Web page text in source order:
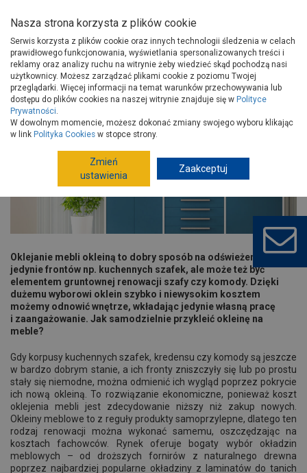
Strona główna Porady Wyposażenie
Style i dekoracje
Oklejanie mebli – jak przykleić okleiną meblową?
Oklejanie mebli – jak przykleić okleiną
meblową?
Oklejanie mebli okleiną to dobry sposób na odświeżenie
jedynie frontów np. kuchennych szafek, ale może też być
elementem gruntownej renowacji szafy czy komody. Dzięki
dużemu wyborowi oklein szybko i niewysokim kosztem
możemy odnowić wnętrze, wkładając jedynie własną pracę
i zaangażowanie. Jak samodzielnie przykleić okleinę na
meble?
Gdy korpusy kuchennych szafek, kredensu czy komody są jeszcze
w bardzo dobrym stanie, a ich fronty zniszczyły się lub po prostu
stały się niemodne, można odmienić ich wygląd poprzez pokrycie
ich nową okleiną. To rozwiązanie ekonomiczne, ponieważ koszt
oklejenia mebli jest zdecydowanie niższy niż zakup nowych.
Okleiny meblowe to z reguły produkty samoprzylepne, dlatego ten
rodzaj renowacji można wykonać samemu, oszczędzając na
kosztach fachowców. Rynek oferuje bogaty wybór okładzin
meblowych – od droższych fornirów z naturalnego drewna
poprzez najbardziej popularne okładziny z laminatów do tanich
Nasza strona korzysta z plików cookie
Serwis korzysta z plików cookie oraz innych technologii śledzenia w celach
prawidłowego funkcjonowania, wyświetlania spersonalizowanych treści i
reklamy oraz analizy ruchu na witrynie żeby wiedzieć skąd pochodzą nasi
użytkownicy. Możesz zarządzać plikami cookie z poziomu Twojej
przeglądarki. Więcej informacji na temat warunków przechowywania lub
dostępu do plików cookies na naszej witrynie znajduje się w Polityce
Prywatności.
W dowolnym momencie, możesz dokonać zmiany swojego wyboru klikając
w link Polityka Cookies w stopce strony.
Zmień
ustawienia
Zaakceptuj